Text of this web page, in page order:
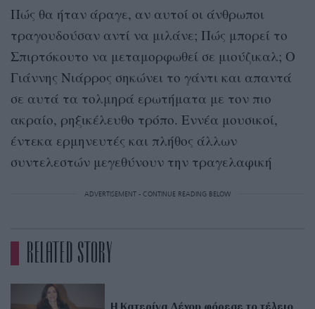
Πώς θα ήταν άραγε, αν αυτοί οι άνθρωποι
τραγουδούσαν αντί να μιλάνε; Πώς μπορεί το
Σπιρτόκουτο να μεταμορφωθεί σε μιούζικαλ; Ο
Γιάννης Νιάρρος σηκώνει το γάντι και απαντά
σε αυτά τα τολμηρά ερωτήματα με τον πιο
ακραίο, ρηξικέλευθο τρόπο. Εννέα μουσικοί,
έντεκα ερμηνευτές και πλήθος άλλων
συντελεστών μεγεθύνουν την τραγελαφική
ADVERTISEMENT - CONTINUE READING BELOW
RELATED STORY